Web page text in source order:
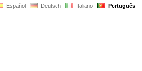
Español Deutsch Italiano Português